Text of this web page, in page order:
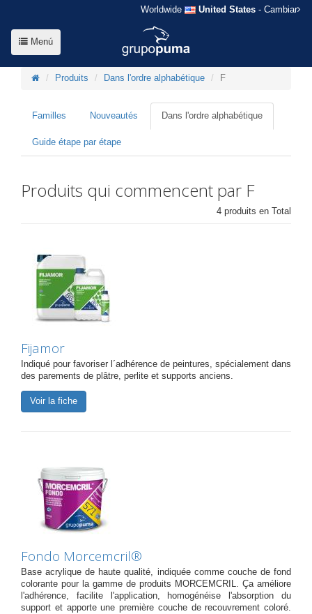
Worldwide United States - Cambiar
Menú
Produits Dans l'ordre alphabétique F
Familles Nouveautés Dans l'ordre alphabétique
Guide étape par étape
Produits qui commencent par F
4 produits en Total
Fijamor
Indiqué pour favoriser l´adhérence de peintures, spécialement dans
des parements de plâtre, perlite et supports anciens.
Voir la fiche
Fondo Morcemcril®
Base acrylique de haute qualité, indiquée comme couche de fond
colorante pour la gamme de produits MORCEMCRIL. Ça améliore
l'adhérence, facilite l'application, homogénéise l'absorption du
support et apporte une première couche de recouvrement coloré.